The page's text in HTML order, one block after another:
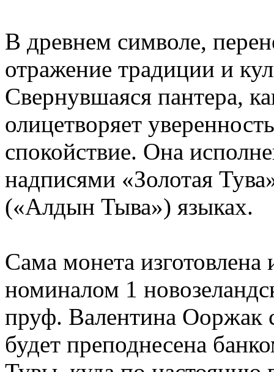
В древнем символе,
отражение традиции и
Свернувшаяся пантера,
олицетворяет
спокойствие. Она
надписями «Золотая
(«Алдын Тыва») языках.
Сама монета
номиналом 1
пруф. Валентина Ооржак
будет преподнесена